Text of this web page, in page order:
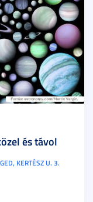
KERTÉSZ U. 3.
és távol